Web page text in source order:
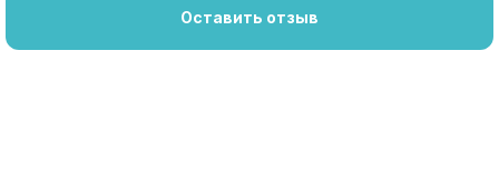
Оставить отзыв